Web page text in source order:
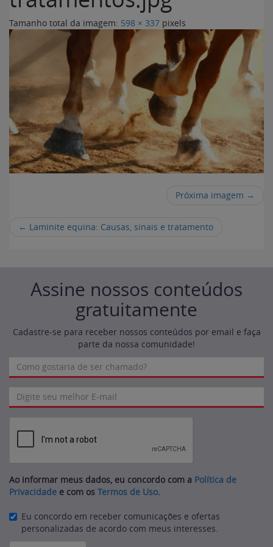
Tamanho total da imagem: 598 × 337 pixels
Próxima imagem →
← Laminite equina: Causas, sinais e tratamento
Assine nossos conteúdos
gratuitamente
Cadastre-se para receber nossos conteúdos por email e faça
parte da nossa comunidade!
Ao informar meus dados, eu concordo com a Política de
Privacidade e com os Termos de Uso.
Eu concordo em receber comunicações e ofertas
personalizadas de acordo com meus interesses.